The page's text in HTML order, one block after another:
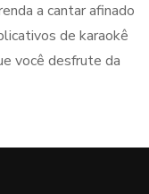
a cantar afinado
de karaokê
você desfrute da